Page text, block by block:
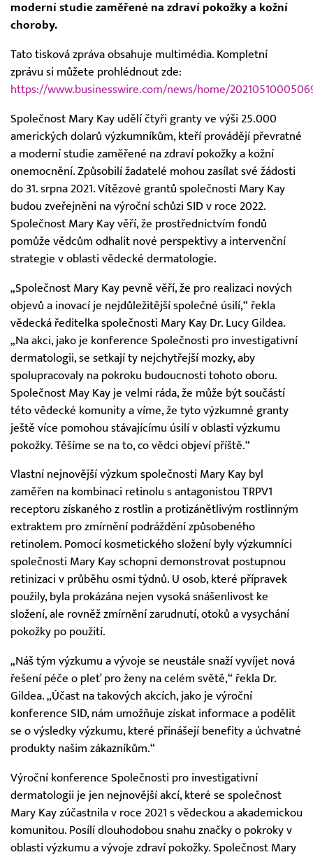
moderní studie zaměřené na zdraví pokožky a kožní
choroby.
Tato tisková zpráva obsahuje multimédia. Kompletní
zprávu si můžete prohlédnout zde:
https://www.businesswire.com/news/home/
Společnost Mary Kay udělí čtyři granty ve výši 25.000
amerických dolarů výzkumníkům, kteří provádějí převratné
a moderní studie zaměřené na zdraví pokožky a kožní
onemocnění. Způsobilí žadatelé mohou zasílat své žádosti
do 31. srpna 2021. Vítězové grantů společnosti Mary Kay
budou zveřejněni na výroční schůzi SID v roce 2022.
Společnost Mary Kay věří, že prostřednictvím fondů
pomůže vědcům odhalit nové perspektivy a intervenční
strategie v oblasti vědecké dermatologie.
„Společnost Mary Kay pevně věří, že pro realizaci nových
objevů a inovací je nejdůležitější společné úsilí,“ řekla
vědecká ředitelka společnosti Mary Kay Dr. Lucy Gildea.
„Na akci, jako je konference Společnosti pro investigativní
dermatologii, se setkají ty nejchytřejší mozky, aby
spolupracovaly na pokroku budoucnosti tohoto oboru.
Společnost May Kay je velmi ráda, že může být součástí
této vědecké komunity a víme, že tyto výzkumné granty
ještě více pomohou stávajícímu úsilí v oblasti výzkumu
pokožky. Těšíme se na to, co vědci objeví příště.“
Vlastní nejnovější výzkum společnosti Mary Kay byl
zaměřen na kombinaci retinolu s antagonistou TRPV1
receptoru získaného z rostlin a protizánětlivým rostlinným
extraktem pro zmírnění podráždění způsobeného
retinolem. Pomocí kosmetického složení byly výzkumníci
společnosti Mary Kay schopni demonstrovat postupnou
retinizaci v průběhu osmi týdnů. U osob, které přípravek
použily, byla prokázána nejen vysoká snášenlivost ke
složení, ale rovněž zmírnění zarudnutí, otoků a vysychání
pokožky po použití.
„Náš tým výzkumu a vývoje se neustále snaží vyvíjet nová
řešení péče o pleť pro ženy na celém světě,“ řekla Dr.
Gildea. „Účast na takových akcích, jako je výroční
konference SID, nám umožňuje získat informace a podělit
se o výsledky výzkumu, které přinášejí benefity a úchvatné
produkty našim zákazníkům.“
Výroční konference Společnosti pro investigativní
dermatologii je jen nejnovější akcí, které se společnost
Mary Kay zúčastnila v roce 2021 s vědeckou a akademickou
komunitou. Posílí dlouhodobou snahu značky o pokroky v
oblasti výzkumu a vývoje zdraví pokožky. Společnost Mary